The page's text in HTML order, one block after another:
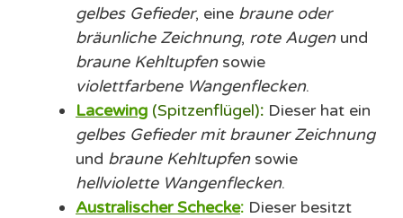
gelbes Gefieder, eine braune oder
bräunliche Zeichnung, rote Augenund
braune Kehltupfensowie
violettfarbene Wangenflecken.
Lacewing (Spitzenflügel): Dieser hat ein
gelbes Gefieder mit brauner Zeichnung
und braune Kehltupfensowie
hellviolette Wangenflecken.
Australischer Schecke: Dieser besitzt